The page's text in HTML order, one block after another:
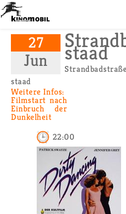
27
Jun staad
staad
Wei­te­re Infos:
Film­start nach
Ein­bruch der
Dun­kel­heit
22:00